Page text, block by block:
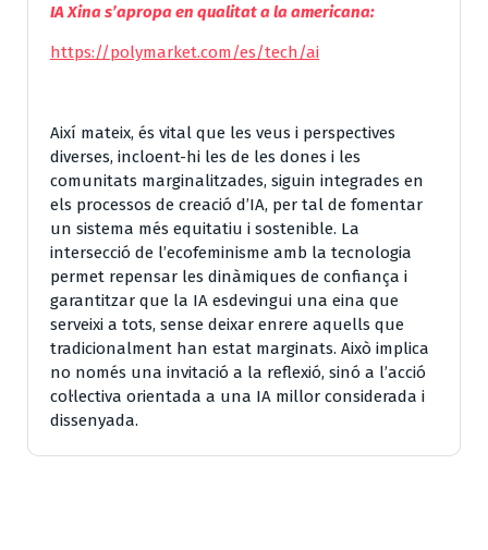
IA Xina s’apropa en qualitat a la americana:
https://polymarket.com/es/tech/ai
Així mateix, és vital que les veus i perspectives
diverses, incloent-hi les de les dones i les
comunitats marginalitzades, siguin integrades en
els processos de creació d’IA, per tal de fomentar
un sistema més equitatiu i sostenible. La
intersecció de l’ecofeminisme amb la tecnologia
permet repensar les dinàmiques de confiança i
garantitzar que la IA esdevingui una eina que
serveixi a tots, sense deixar enrere aquells que
tradicionalment han estat marginats. Això implica
no només una invitació a la reflexió, sinó a l’acció
col·lectiva orientada a una IA millor considerada i
dissenyada.